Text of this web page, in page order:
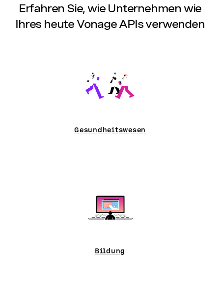
Erfahren Sie, wie Unternehmen wie
Ihres heute Vonage APIs verwenden
Gesundheitswesen
Bildung